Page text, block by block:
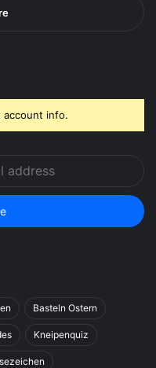
account info.
Basteln Ostern
Kneipenquiz